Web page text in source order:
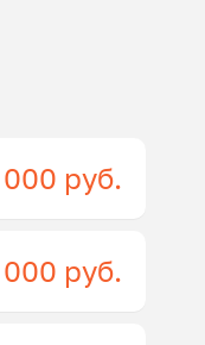
000 руб.
руб.